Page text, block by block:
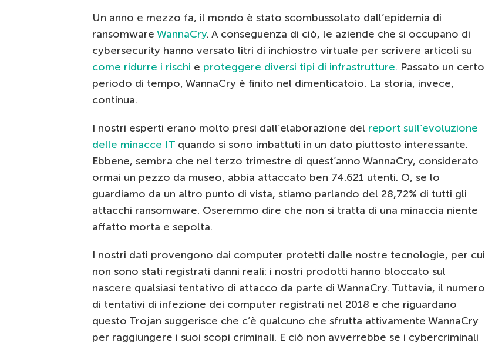
Un anno e mezzo fa, il mondo è stato scombussolato dall’epidemia di
ransomware WannaCry. A conseguenza di ciò, le aziende che si occupano di
cybersecurity hanno versato litri di inchiostro virtuale per scrivere articoli su
come ridurre i rischi e proteggere diversi tipi di infrastrutture. Passato un certo
periodo di tempo, WannaCry è finito nel dimenticatoio. La storia, invece,
continua.
I nostri esperti erano molto presi dall’elaborazione del report sull’evoluzione
delle minacce IT quando si sono imbattuti in un dato piuttosto interessante.
Ebbene, sembra che nel terzo trimestre di quest’anno WannaCry, considerato
ormai un pezzo da museo, abbia attaccato ben 74.621 utenti. O, se lo
guardiamo da un altro punto di vista, stiamo parlando del 28,72% di tutti gli
attacchi ransomware. Oseremmo dire che non si tratta di una minaccia niente
affatto morta e sepolta.
I nostri dati provengono dai computer protetti dalle nostre tecnologie, per cui
non sono stati registrati danni reali: i nostri prodotti hanno bloccato sul
nascere qualsiasi tentativo di attacco da parte di WannaCry. Tuttavia, il numero
di tentativi di infezione dei computer registrati nel 2018 e che riguardano
questo Trojan suggerisce che c’è qualcuno che sfrutta attivamente WannaCry
per raggiungere i suoi scopi criminali. E ciò non avverrebbe se i cybercriminali